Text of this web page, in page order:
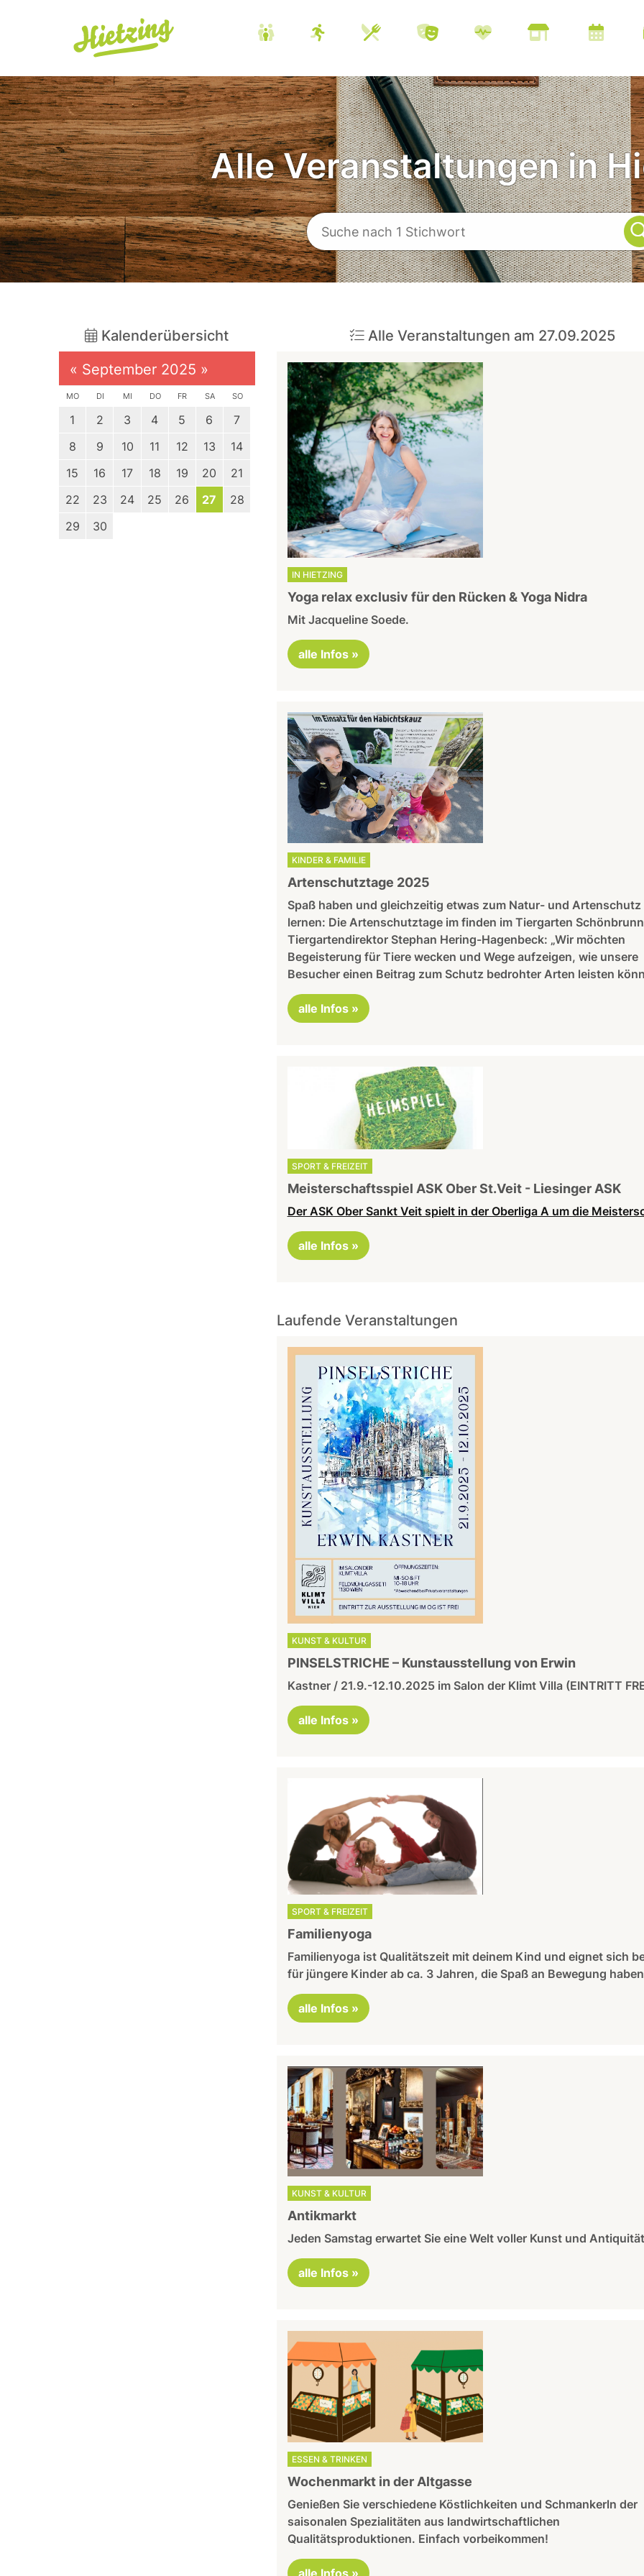
Alle Veranstaltungen in
Kalenderübersicht
Alle Veranstaltungen am 27.09.2025
« September 2025 »
MO DI MI DO FR SA SO
1 2 3 4 5 6
7
8
9 10 11 12 13
14
15
16 17 18 19 20
21
22
23 24 25 26 27
28
29
30
IN HIETZING
Yoga relax exclusiv für den Rücken & Yoga Nidra
Mit Jacqueline Soede.
alle Infos »
KINDER & FAMILIE
Artenschutztage 2025
Spaß haben und gleichzeitig etwas zum Natur- und Artenschutz
lernen: Die Artenschutztage im finden im Tiergarten
Tiergartendirektor Stephan Hering-Hagenbeck: „Wir möchten
Begeisterung für Tiere wecken und Wege aufzeigen, wie unsere
Besucher einen Beitrag zum Schutz bedrohter Arten leisten
alle Infos »
SPORT & FREIZEIT
Meisterschaftsspiel ASK Ober St.Veit - Liesinger ASK
Der ASK Ober Sankt Veit spielt in der Oberliga A um die
alle Infos »
Laufende Veranstaltungen
KUNST & KULTUR
PINSELSTRICHE – Kunstausstellung von Erwin
Kastner / 21.9.-12.10.2025 im Salon der Klimt Villa (EINTRITT
alle Infos »
SPORT & FREIZEIT
Familienyoga
Familienyoga ist Qualitätszeit mit deinem Kind und eignet sich
für jüngere Kinder ab ca. 3 Jahren, die Spaß an Bewegung
alle Infos »
KUNST & KULTUR
Antikmarkt
Jeden Samstag erwartet Sie eine Welt voller Kunst und
alle Infos »
ESSEN & TRINKEN
Wochenmarkt in der Altgasse
Genießen Sie verschiedene Köstlichkeiten und Schmankerln der
saisonalen Spezialitäten aus landwirtschaftlichen
Qualitätsproduktionen. Einfach vorbeikommen!
alle Infos »